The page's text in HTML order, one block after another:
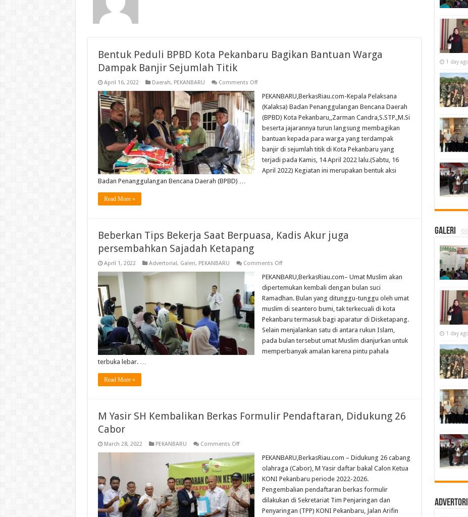
Bentuk Peduli BPBD Kota Pekanbaru Bagikan Bantuan Warga
Dampak Banjir Sejumlah Titik
April 16, 2022 Daerah, PEKANBARU Comments Offon
Peduli
Kota
Pekanbaru
Bagikan
Bantuan
Warga
Dampak
Banjir
Sejumlah
Titik
PEKANBARU,BerkasRiau.com-Kepala Pelaksana
(Kalaksa) Badan Penanggulangan Bencana Daerah
(BPBD) Kota Pekanbaru,,Zarman Candra,S.STP.,M.Si
beserta jajarannya turun langsung membagikan
bantuan kepada para warga yang terdampak
banjir di sejumlah titik di Kota Pekanbaru yang
terjadi pada Kamis, 14 April 2022 lalu.(Sabtu, 16
April 2022) Kegiatan ini merupakan bentuk aksi
Badan Penanggulangan Bencana Daerah (BPBD) …
Read More »
Beberkan Tips Bekerja Saat Berpuasa, Kadis Akur juga
persembahkan Sajadah Ketapang
April 1, 2022 Advertorial, Galeri, PEKANBARU Comments Offon
Tips
Bekerja
Saat
Berpuasa,
Kadis
Akur
persembahkan
Sajadah
Ketapang
PEKANBARU,BerkasRiau.com– Umat Muslim akan
dipertemukan kembali dengan bulan suci
Ramadhan. Bulan yang ditunggu-tunggu oleh umat
muslim di seantero bumi, tak terkecuali di kota
Pekanbaru termasuk bagi aparatur di Disketapang.
Selain menjalankan satu di antara rukun Islam,
pada bulan tersebut umat Muslim dianjurkan untuk
memperbanyak amalan karena pintu pahala
terbuka lebar. …
Read More »
M Yasir SH Kembalikan Berkas Formulir Pendaftaran, Didukung 26
Cabor
March 28, 2022 PEKANBARU Comments Offon
Yasir
Kembalikan
Berkas
Formulir
Pendaftaran,
Didukung
26
Cabor
PEKANBARU,BerkasRiau.com – Didukung 26 cabang
olahraga (Cabor), M Yasir daftar bakal Calon Ketua
KONI Pekanbaru periode 2022-2026.
Pengembalian pendaftaran berkas formulir
dilakukan di Sekretariat Tim Penjaringan dan
Penyaringan (TPP) KONI Pekanbaru, Jalan Arifin
1 day
Galeri
1 day